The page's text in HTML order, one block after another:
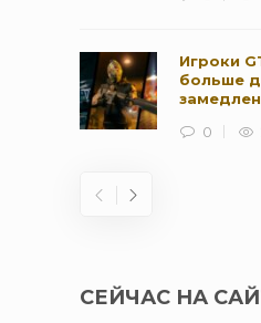
Игроки
больше
0
СЕЙЧАС НА